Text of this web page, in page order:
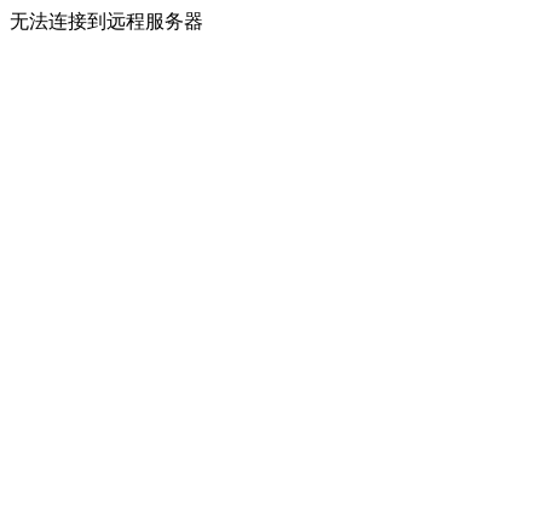
无法连接到远程服务器